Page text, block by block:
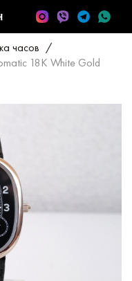
часов /
18K White Gold